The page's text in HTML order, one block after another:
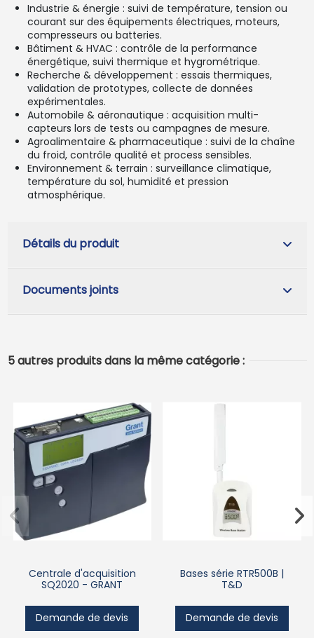
Industrie & énergie : suivi de température, tension ou
courant sur des équipements électriques, moteurs,
compresseurs ou batteries.
Bâtiment & HVAC : contrôle de la performance
énergétique, suivi thermique et hygrométrique.
Recherche & développement : essais thermiques,
validation de prototypes, collecte de données
expérimentales.
Automobile & aéronautique : acquisition multi-
capteurs lors de tests ou campagnes de mesure.
Agroalimentaire & pharmaceutique : suivi de la chaîne
du froid, contrôle qualité et process sensibles.
Environnement & terrain : surveillance climatique,
température du sol, humidité et pression
atmosphérique.
Détails du produit
Documents joints
5 autres produits dans la même catégorie :
Centrale d'acquisition
SQ2020 - GRANT
Demande de devis
Bases série RTR500B |
T&D
Demande de devis